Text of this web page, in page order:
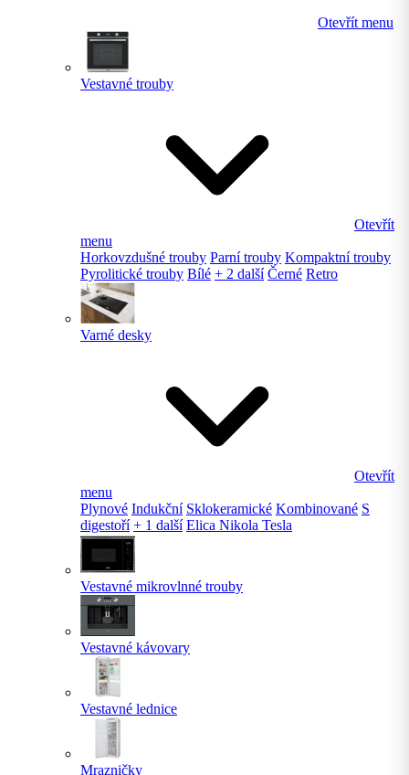
Otevřít menu
Vestavné trouby
Otevřít
menu
Horkovzdušné trouby Parní trouby Kompaktní trouby
Pyrolitické trouby Bílé + 2 další Černé Retro
Varné desky
Otevřít
menu
Plynové Indukční Sklokeramické Kombinované S
digestoří + 1 další Elica Nikola Tesla
Vestavné mikrovlnné trouby
Vestavné kávovary
Vestavné lednice
Mrazničky